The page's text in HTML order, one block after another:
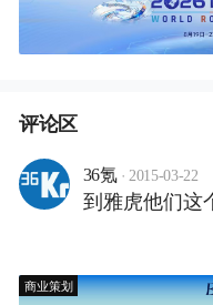
评论区
36氪 · 2015-03-22
到雅虎他们这
商业策划